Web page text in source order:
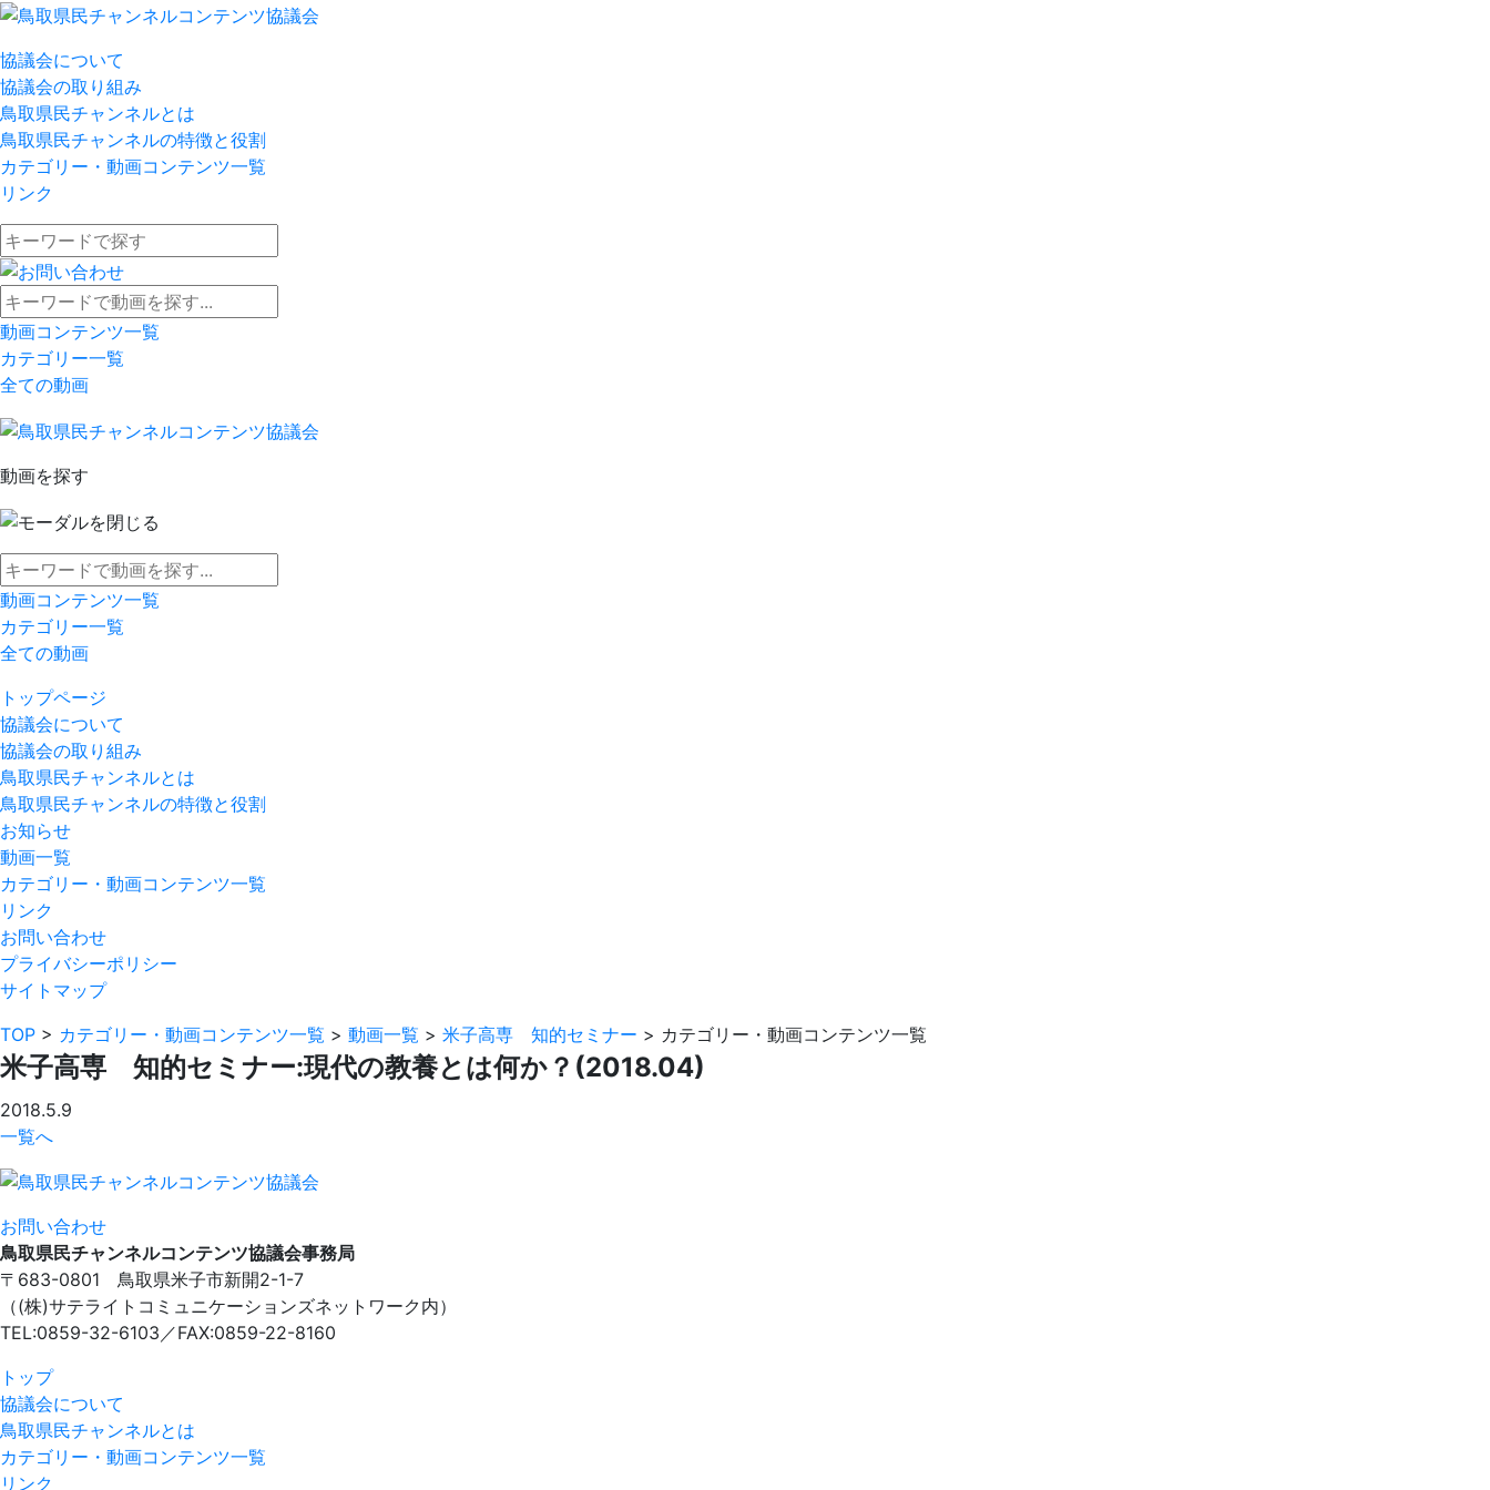
協議会について
協議会の取り組み
鳥取県民チャンネルとは
鳥取県民チャンネルの特徴と役割
カテゴリー・動画コンテンツ一覧
リンク
動画コンテンツ一覧
カテゴリー一覧
全ての動画
動画を探す
動画コンテンツ一覧
カテゴリー一覧
全ての動画
トップページ
協議会について
協議会の取り組み
鳥取県民チャンネルとは
鳥取県民チャンネルの特徴と役割
お知らせ
動画一覧
カテゴリー・動画コンテンツ一覧
リンク
お問い合わせ
プライバシーポリシー
サイトマップ
TOP > カテゴリー・動画コンテンツ一覧 > 動画一覧 > 米子高専 知的セミナー > カテゴリー・動画コンテンツ一覧
米子高専 知的セミナー:現代の教養とは何か？(2018.04)
2018.5.9
一覧へ
お問い合わせ
鳥取県民チャンネルコンテンツ協議会事務局
〒683-0801 鳥取県米子市新開2-1-7
（(株)サテライトコミュニケーションズネットワーク内）
TEL:0859-32-6103／FAX:0859-22-8160
トップ
協議会について
鳥取県民チャンネルとは
カテゴリー・動画コンテンツ一覧
リンク